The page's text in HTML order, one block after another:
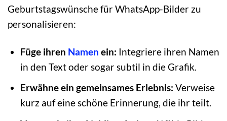
Geburtstagswünsche für WhatsApp-Bilder zu
personalisieren:
Füge ihren Namen ein: Integriere ihren Namen
in den Text oder sogar subtil in die Grafik.
Erwähne ein gemeinsames Erlebnis: Verweise
kurz auf eine schöne Erinnerung, die ihr teilt.